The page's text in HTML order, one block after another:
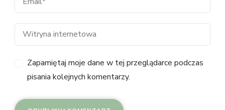
Zapamiętaj moje dane w tej przeglądarce podczas
pisania kolejnych komentarzy.